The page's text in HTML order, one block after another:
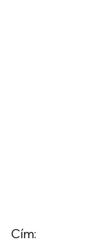
Cím: